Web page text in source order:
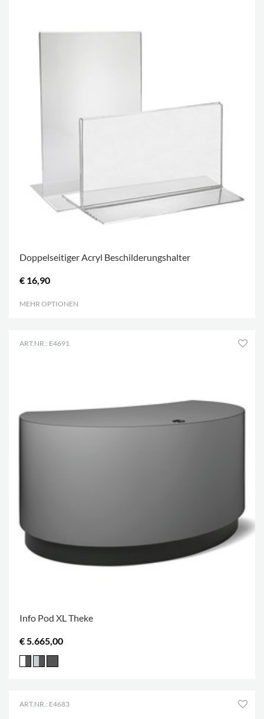
Doppelseitiger Acryl Beschilderungshalter
€ 16,90
MEHR OPTIONEN
ART.NR.: E4691
Info Pod XL Theke
€ 5.665,00
ART.NR.: E4683